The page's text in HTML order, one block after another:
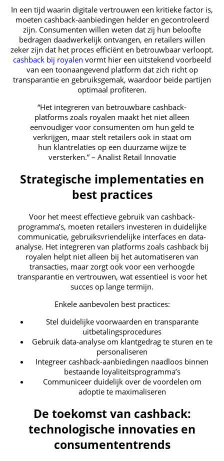
In een tijd waarin digitale vertrouwen een kritieke factor is,
moeten cashback-aanbiedingen helder en gecontroleerd
zijn. Consumenten willen weten dat zij hun beloofte
bedragen daadwerkelijk ontvangen, en retailers willen
zeker zijn dat het proces efficiënt en betrouwbaar verloopt.
cashback bij royalen vormt hier een uitstekend voorbeeld
van een toonaangevend platform dat zich richt op
transparantie en gebruiksgemak, waardoor beide partijen
optimaal profiteren.
“Het integreren van betrouwbare cashback-
platforms zoals royalen maakt het niet alleen
eenvoudiger voor consumenten om hun geld te
verkrijgen, maar stelt retailers ook in staat om
hun klantrelaties op een duurzame wijze te
versterken.” – Analist Retail Innovatie
Strategische implementaties en
best practices
Voor het meest effectieve gebruik van cashback-
programma’s, moeten retailers investeren in duidelijke
communicatie, gebruiksvriendelijke interfaces en data-
analyse. Het integreren van platforms zoals cashback bij
royalen helpt niet alleen bij het automatiseren van
transacties, maar zorgt ook voor een verhoogde
transparantie en vertrouwen, wat essentieel is voor het
succes op lange termijn.
Enkele aanbevolen best practices:
Stel duidelijke voorwaarden en transparante
uitbetalingsprocedures
Gebruik data-analyse om klantgedrag te sturen en te
personaliseren
Integreer cashback-aanbiedingen naadloos binnen
bestaande loyaliteitsprogramma’s
Communiceer duidelijk over de voordelen om
adoptie te maximaliseren
De toekomst van cashback:
technologische innovaties en
consumententrends